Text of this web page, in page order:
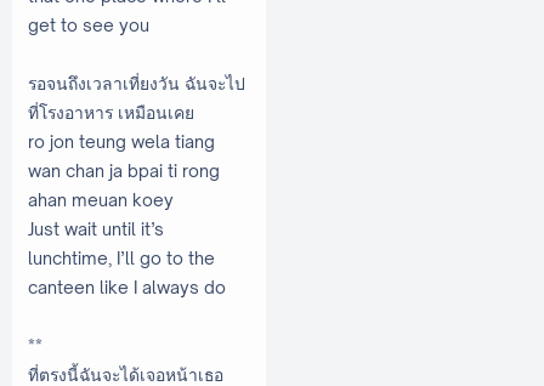
get to see you
รอจนถึงเวลาเที่ยงวัน ฉันจะไป
ที่โรงอาหาร เหมือนเคย
ro jon teung wela tiang
wan chan ja bpai ti rong
ahan meuan koey
Just wait until it’s
lunchtime, I’ll go to the
canteen like I always do
**
ที่ตรงนี้ฉันจะได้เจอหน้าเธอ